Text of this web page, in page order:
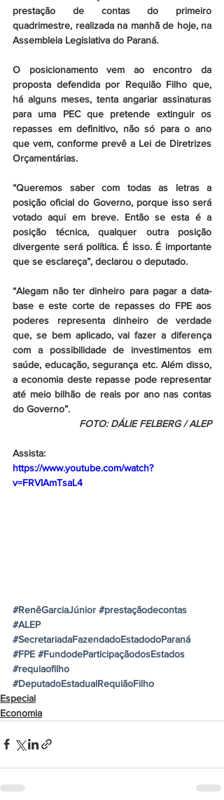
prestação de contas do primeiro
quadrimestre, realizada na manhã de hoje, na
Assembleia Legislativa do Paraná.
O posicionamento vem ao encontro da
proposta defendida por Requião Filho que,
há alguns meses, tenta angariar assinaturas
para uma PEC que pretende extinguir os
repasses em definitivo, não só para o ano
que vem, conforme prevê a Lei de Diretrizes
Orçamentárias.
“Queremos saber com todas as letras a
posição oficial do Governo, porque isso será
votado aqui em breve. Então se esta é a
posição técnica, qualquer outra posição
divergente será política. É isso. É importante
que se esclareça”, declarou o deputado.
“Alegam não ter dinheiro para pagar a data-
base e este corte de repasses do FPE aos
poderes representa dinheiro de verdade
que, se bem aplicado, vai fazer a diferença
com a possibilidade de investimentos em
saúde, educação, segurança etc. Além disso,
a economia deste repasse pode representar
até meio bilhão de reais por ano nas contas
do Governo”.
FOTO: DÁLIE FELBERG / ALEP
Assista:
https://www.youtube.com/watch?
v=FRVIAmTsaL4
#RenêGarciaJúnior #prestaçãodecontas
#ALEP
#SecretariadaFazendadoEstadodoParaná
#FPE #FundodeParticipaçãodosEstados
#requiaofilho
#DeputadoEstadualRequiãoFilho
Especial
Economia